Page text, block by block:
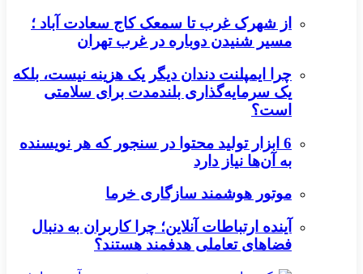
از شهرک غرب تا سمعک کاج سعادت آباد ؛
مسیر شنیدن دوباره در غرب تهران
چرا ایمپلنت دندان دیگر یک هزینه نیست، بلکه
یک سرمایه‌گذاری بلندمدت برای سلامتی
است؟
6 ابزار تولید محتوا در سنجور که هر نویسنده
به آن‌ها نیاز دارد
موتور هوشمند سازگاری خرما
آینده ارتباطات آنلاین؛ چرا کاربران به دنبال
فضاهای تعاملی هدفمند هستند؟